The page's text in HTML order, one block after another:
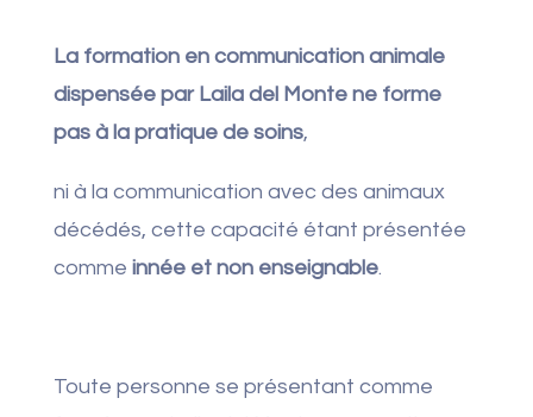
La formation en communication animale
dispensée par Laila del Monte ne forme
pas à la pratique de soins,
ni à la communication avec des animaux
décédés, cette capacité étant présentée
comme innée et non enseignable.
Toute personne se présentant comme